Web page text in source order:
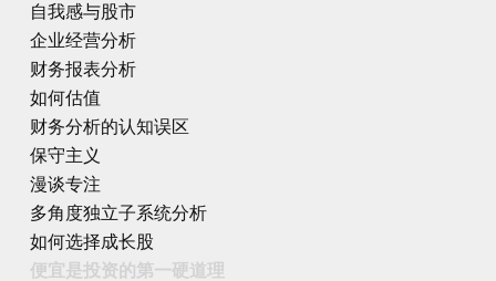
自我感与股市
企业经营分析
财务报表分析
如何估值
财务分析的认知误区
保守主义
漫谈专注
多角度独立子系统分析
如何选择成长股
便宜是投资的第一硬道理